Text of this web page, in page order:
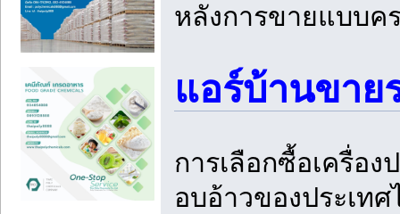
หลังการขายแบบค
แอร์บ้านขาย
การเลือกซื้อเครื่อ
อบอ้าวของประเท